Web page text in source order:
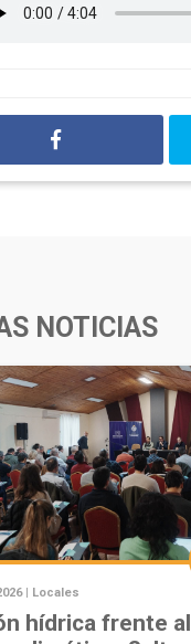
NOTICIAS
| Locales
hídrica frente al